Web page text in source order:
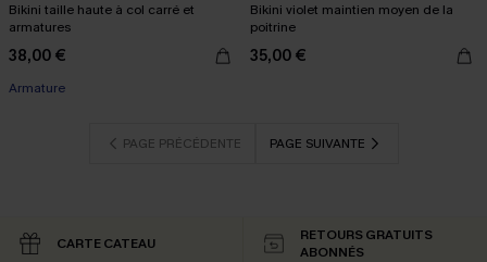
Bikini taille haute à col carré et
armatures
38,00 €
Armature
Bikini violet maintien moyen de la
poitrine
35,00 €
PAGE PRÉCÉDENTE PAGE SUIVANTE
CARTE CATEAU
RETOURS GRATUITS
ABONNÉS